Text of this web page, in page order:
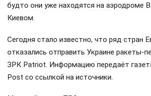
будто они уже находятся на аэродроме
Киевом.
Сегодня стало известно, что ряд стран
отказались отправить Украине ракеты-
ЗРК Patriot. Информацию передаёт
Post со ссылкой на источники.